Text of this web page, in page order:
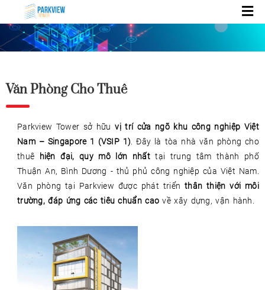
Văn Phòng Cho Thuê
Parkview Tower sở hữuvị trí cửa ngõ khu công nghiệp Việt
Nam – Singapore 1 (VSIP 1) . Đây là tòa nhà văn phòng cho
thuê
hiện đại, quy mô lớn nhấttại trung tâm thành phố
Thuận An, Bình Dương - thủ phủ công nghiệp của Việt Nam.
Văn phòng tại Parkview được phát triểnthân thiện với môi
trường, đáp ứng các tiêu chuẩn cao về xây dựng, vận hành.